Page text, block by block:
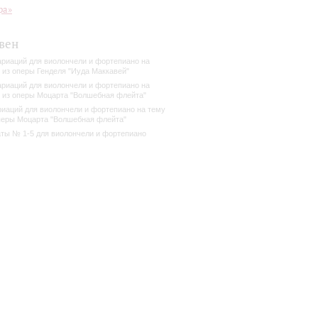
для виолончели и фортепиано на
оперы Генделя "Иуда Маккавей"
для виолончели и фортепиано на
из оперы Моцарта "Волшебная флейта"
для виолончели и фортепиано на тему
Моцарта "Волшебная флейта"
№ 1-5 для виолончели и фортепиано